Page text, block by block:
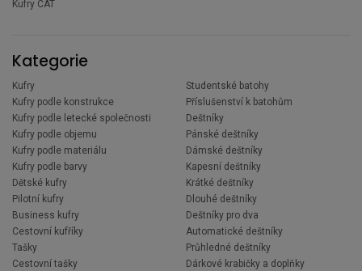
Kufry CAT
Kategorie
Kufry
Kufry podle konstrukce
Kufry podle letecké společnosti
Kufry podle objemu
Kufry podle materiálu
Kufry podle barvy
Dětské kufry
Pilotní kufry
Business kufry
Cestovní kufříky
Tašky
Cestovní tašky
Studentské batohy
Příslušenství k batohům
Deštníky
Pánské deštníky
Dámské deštníky
Kapesní deštníky
Krátké deštníky
Dlouhé deštníky
Deštníky pro dva
Automatické deštníky
Průhledné deštníky
Dárkové krabičky a doplňky